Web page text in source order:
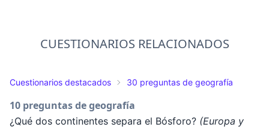
CUESTIONARIOS RELACIONADOS
Cuestionarios destacados 30 preguntas de geografía
10 preguntas de geografía
¿Qué dos continentes separa el Bósforo? (Europa y